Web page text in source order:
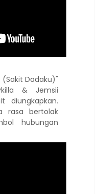
Dadaku)"
& Jemsii
diungkapkan.
rasa bertolak
hubungan